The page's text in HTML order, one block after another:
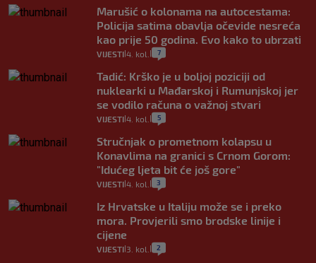
Marušić o kolonama na autocestama:
Policija satima obavlja očevide nesreća
kao prije 50 godina. Evo kako to ubrzati
VIJESTI 4. kol. 7
Tadić: Krško je u boljoj poziciji od
nuklearki u Mađarskoj i Rumunjskoj jer
se vodilo računa o važnoj stvari
VIJESTI 4. kol. 5
Stručnjak o prometnom kolapsu u
Konavlima na granici s Crnom Gorom:
"Idućeg ljeta bit će još gore"
VIJESTI 4. kol. 3
Iz Hrvatske u Italiju može se i preko
mora. Provjerili smo brodske linije i
cijene
VIJESTI 3. kol. 2